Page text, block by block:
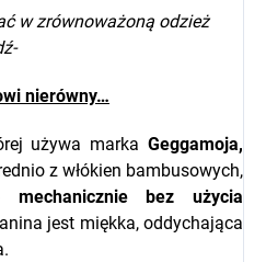
w zrównoważoną odzież
nierówny…
używa markaGeggamoja,
z włókien bambusowych,
mechanicznie bez użycia
jest miękka, oddychająca